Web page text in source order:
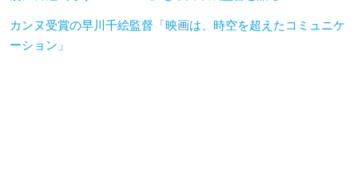
カンヌ受賞の早川千絵監督「映画は、時空を超えたコミュニケ
ーション」